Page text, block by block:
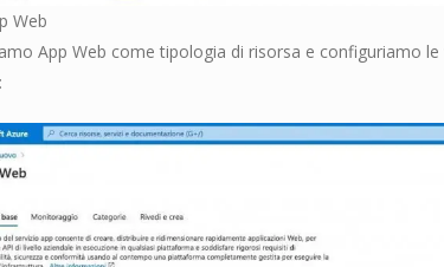
Web
App Web come tipologia di risorsa e configuriamo